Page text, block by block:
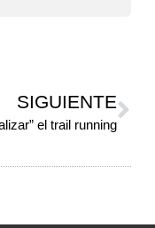
SIGUIENTE
el trail running